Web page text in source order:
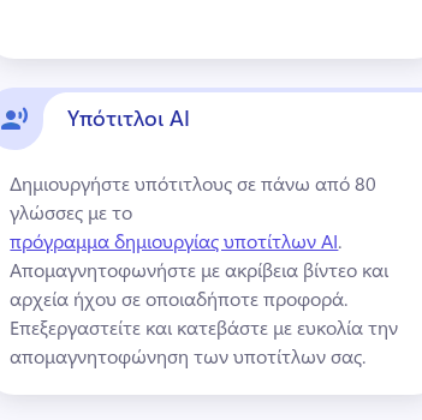
Υπότιτλοι AI
Δημιουργήστε υπότιτλους σε πάνω από 80
γλώσσες με το
πρόγραμμα δημιουργίας υποτίτλων AI
Απομαγνητοφωνήστε με ακρίβεια βίντεο και
Επεξεργαστείτε και κατεβάστε με ευκολία την
απομαγνητοφώνηση των υποτίτλων σας.